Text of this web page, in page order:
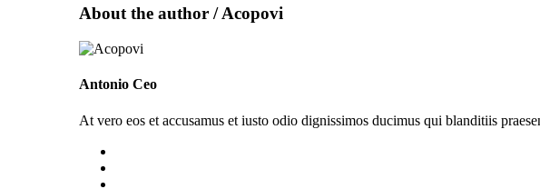
About the author /Acopovi
Antonio Ceo
At vero eos et accusamus et iusto odio dignissimos ducimus qui blanditiis